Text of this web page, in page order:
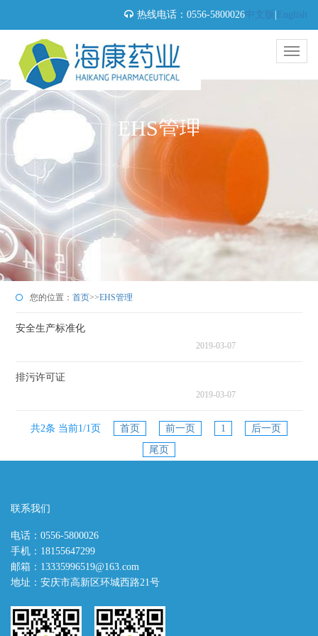
热线电话：0556-5800026中文版 English
EHS管理
您的位置：首页>>EHS管理
安全生产标准化
2019-03-07
排污许可证
2019-03-07
共2条 当前1/1页 首页 前一页 1
后一页
尾页
联系我们
电话：0556-5800026
手机：18155647299
邮箱：13335996519@163.com
地址：安庆市高新区环城西路21号